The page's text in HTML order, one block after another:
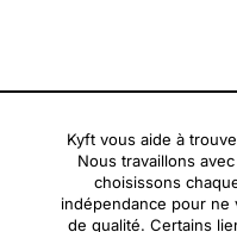
Kyft vous aide à
Nous travaillons
choisissons
indépendance pour
de qualité. Certains